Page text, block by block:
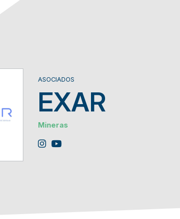
ASOCIADOS
EXAR
Mineras